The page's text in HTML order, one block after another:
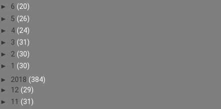
► 6 (20)
► 5 (26)
► 4 (24)
► 3 (31)
► 2 (30)
► 1 (30)
► 2018 (384)
► 12 (29)
► 11 (31)